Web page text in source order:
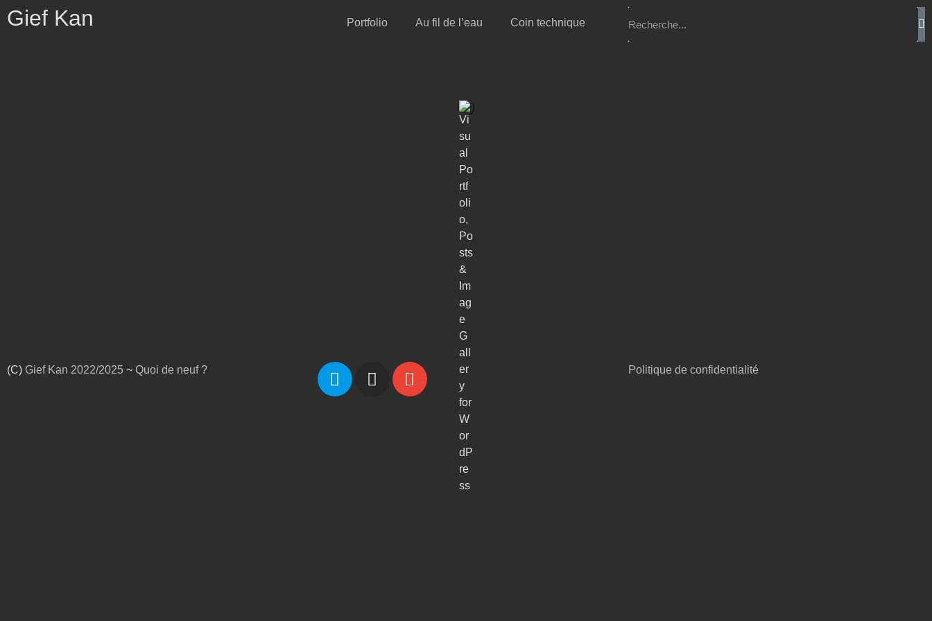
Gief Kan Portfolio Au fil de l’eau Coin technique
(C) Gief Kan 2022/2025 ~ Quoi de neuf ? Politique de confidentialité